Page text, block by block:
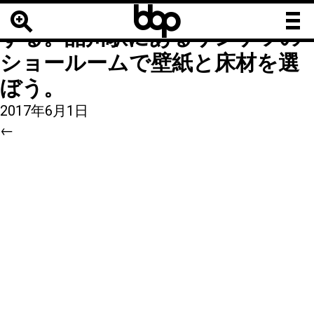
bbb
16
事務所を安くカッコよく
する。品川駅にあるサンゲツの
ショールームで壁紙と床材を選
ぼう。
2017年6月1日
←